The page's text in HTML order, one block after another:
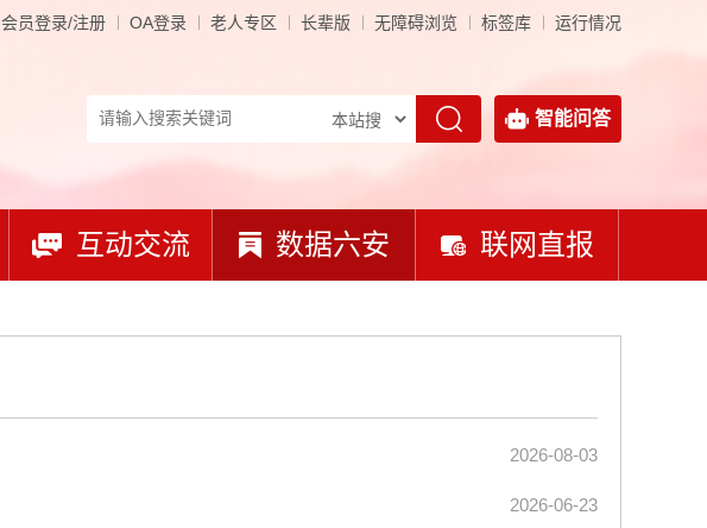
会员登录/注册 OA登录 老人专区 长辈版 无障碍浏览 标签库 运行情况
智能问答
互动交流 数据六安 联网直报
2026-08-03
2026-06-23